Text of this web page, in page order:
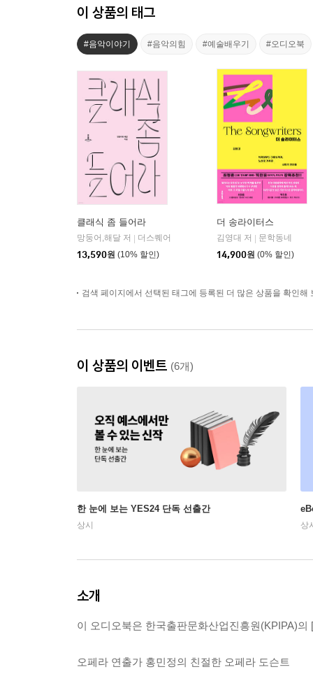
이 상품의 태그
#음악이야기 #음악의힘 #예술배우기 #오디오북
클래식 좀 들어라
망둥어,해달 저
더스퀘어
13,590원 (10% 할인)
더 송라이터스
김영대 저
문학동네
14,900원 (0% 할인)
검색 페이지에서 선택된 태그에 등록된 더 많은 상품을 확인해
이 상품의 이벤트 (6개)
한 눈에 보는 YES24 단독 선출간
상시 상
소개
이 오디오북은 한국출판문화산업진흥원(KPIPA)
오페라 연출가 홍민정의 친절한 오페라 도슨트